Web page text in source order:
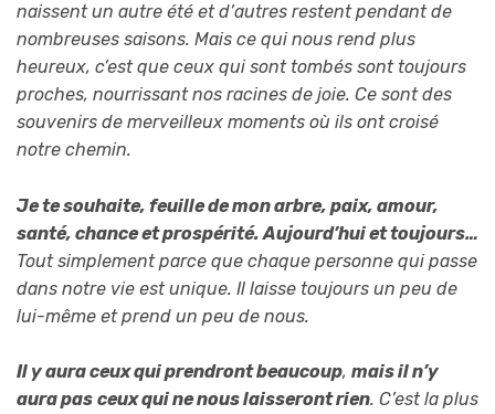
naissent un autre été et d’autres restent pendant de
nombreuses saisons. Mais ce qui nous rend plus
heureux, c’est que ceux qui sont tombés sont toujours
proches, nourrissant nos racines de joie. Ce sont des
souvenirs de merveilleux moments où ils ont croisé
notre chemin.
Je te souhaite, feuille de mon arbre, paix, amour,
santé, chance et prospérité. Aujourd’hui et toujours…
Tout simplement parce que chaque personne qui passe
dans notre vie est unique. Il laisse toujours un peu de
lui-même et prend un peu de nous.
Il y aura ceux qui prendront beaucoup, mais il n’y
aura pas ceux qui ne nous laisseront rien. C’est la plus